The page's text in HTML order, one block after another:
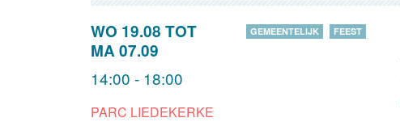
WO 19.08 TOT
MA 07.09
14:00 - 18:00
PARC LIEDEKERKE
GEMEENTELIJK FEEST